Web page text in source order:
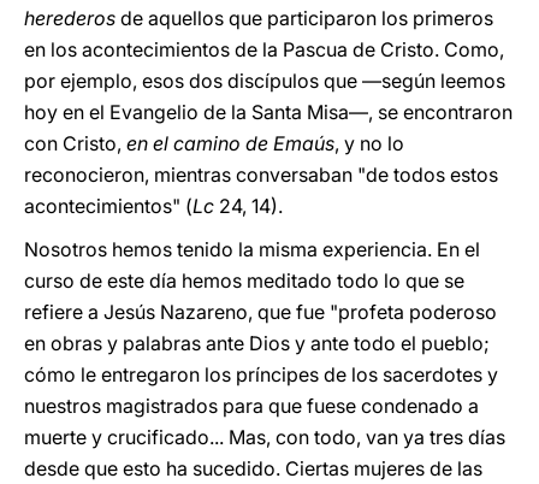
herederos de aquellos que participaron los primeros
en los acontecimientos de la Pascua de Cristo. Como,
por ejemplo, esos dos discípulos que —según leemos
hoy en el Evangelio de la Santa Misa—, se encontraron
con Cristo, en el camino de Emaús, y no lo
reconocieron, mientras conversaban "de todos estos
acontecimientos" (Lc 24, 14).
Nosotros hemos tenido la misma experiencia. En el
curso de este día hemos meditado todo lo que se
refiere a Jesús Nazareno, que fue "profeta poderoso
en obras y palabras ante Dios y ante todo el pueblo;
cómo le entregaron los príncipes de los sacerdotes y
nuestros magistrados para que fuese condenado a
muerte y crucificado... Mas, con todo, van ya tres días
desde que esto ha sucedido. Ciertas mujeres de las